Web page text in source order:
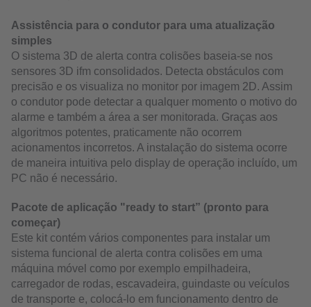
Assistência para o condutor para uma atualização
simples
O sistema 3D de alerta contra colisões baseia-se nos
sensores 3D ifm consolidados. Detecta obstáculos com
precisão e os visualiza no monitor por imagem 2D. Assim
o condutor pode detectar a qualquer momento o motivo do
alarme e também a área a ser monitorada. Graças aos
algoritmos potentes, praticamente não ocorrem
acionamentos incorretos. A instalação do sistema ocorre
de maneira intuitiva pelo display de operação incluído, um
PC não é necessário.
Pacote de aplicação "ready to start” (pronto para
começar)
Este kit contém vários componentes para instalar um
sistema funcional de alerta contra colisões em uma
máquina móvel como por exemplo empilhadeira,
carregador de rodas, escavadeira, guindaste ou veículos
de transporte e, colocá-lo em funcionamento dentro de